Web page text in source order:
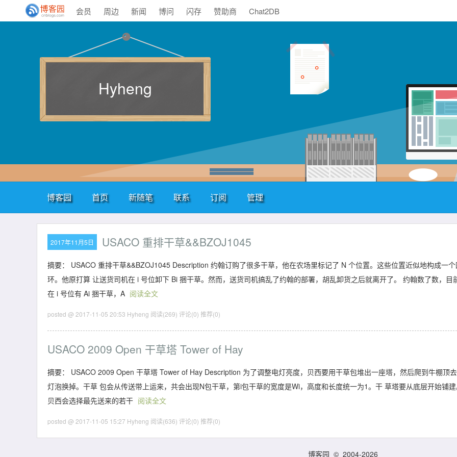
会员 周边 新闻 博问 闪存 赞助商 Chat2DB
Hyheng
博客园 首页 新随笔 联系 订阅 管理
2017年11月5日 USACO 重排干草&&BZOJ1045
摘要： USACO 重排干草&&BZOJ1045 Description 约翰订购了很多干草，他在农场里标记了 N 个位置。这些位置近似地构成一个
环。他原打算 让送货司机在 i 号位卸下 Bi 捆干草。然而，送货司机搞乱了约翰的部署，胡乱卸货之后就离开了。 约翰数了数，目
在 i 号位有 Ai 捆干草，A 阅读全文
posted @ 2017-11-05 20:53 Hyheng 阅读(269) 评论(0) 推荐(0)
USACO 2009 Open 干草塔 Tower of Hay
摘要： USACO 2009 Open 干草塔 Tower of Hay Description 为了调整电灯亮度，贝西要用干草包堆出一座塔，然后爬到牛棚顶
灯泡换掉。干草 包会从传送带上运来，共会出现N包干草，第i包干草的宽度是Wi，高度和长度统一为1。干 草塔要从底层开始铺建
贝西会选择最先送来的若干 阅读全文
posted @ 2017-11-05 15:27 Hyheng 阅读(636) 评论(0) 推荐(0)
博客园 © 2004-2026